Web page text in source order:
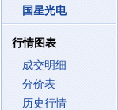
国星光电
行情图表
成交明细
分价表
历史行情